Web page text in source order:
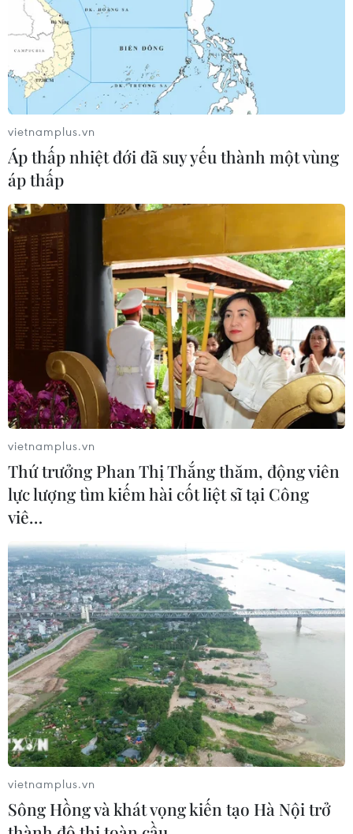
vietnamplus.vn
Áp thấp nhiệt đới đã suy yếu thành một vùng
áp thấp
vietnamplus.vn
Thứ trưởng Phan Thị Thắng thăm, động viên
lực lượng tìm kiếm hài cốt liệt sĩ tại Công
viê…
vietnamplus.vn
Sông Hồng và khát vọng kiến tạo Hà Nội trở